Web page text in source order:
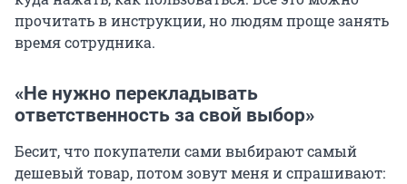
прочитать в инструкции, но людям проще занять
время сотрудника.
«Не нужно перекладывать
ответственность за свой выбор»
Бесит, что покупатели сами выбирают самый
дешевый товар, потом зовут меня и спрашивают: